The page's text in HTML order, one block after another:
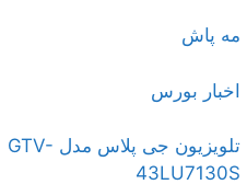
مه پاش
اخبار بورس
تلویزیون جی پلاس مدل GTV-
43LU7130S